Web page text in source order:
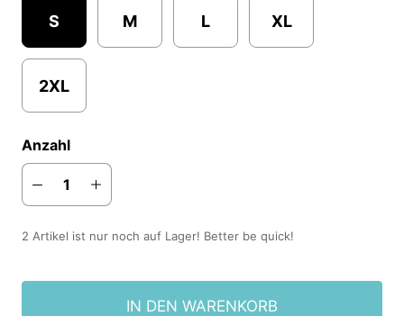
S M L XL
2XL
Anzahl
2 Artikel ist nur noch auf Lager! Better be quick!
IN DEN WARENKORB